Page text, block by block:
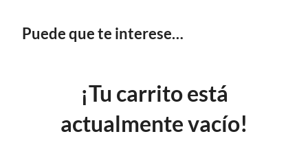
Puede que te interese…
¡Tu carrito está
actualmente vacío!